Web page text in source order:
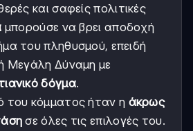
και σαφείς πολιτικές
μπορούσε να βρει αποδοχή
του πληθυσμού, επειδή
Μεγάλη Δύναμη με
δόγμα.
του κόμματος ήταν η άκρως
σε όλες τις επιλογές του.